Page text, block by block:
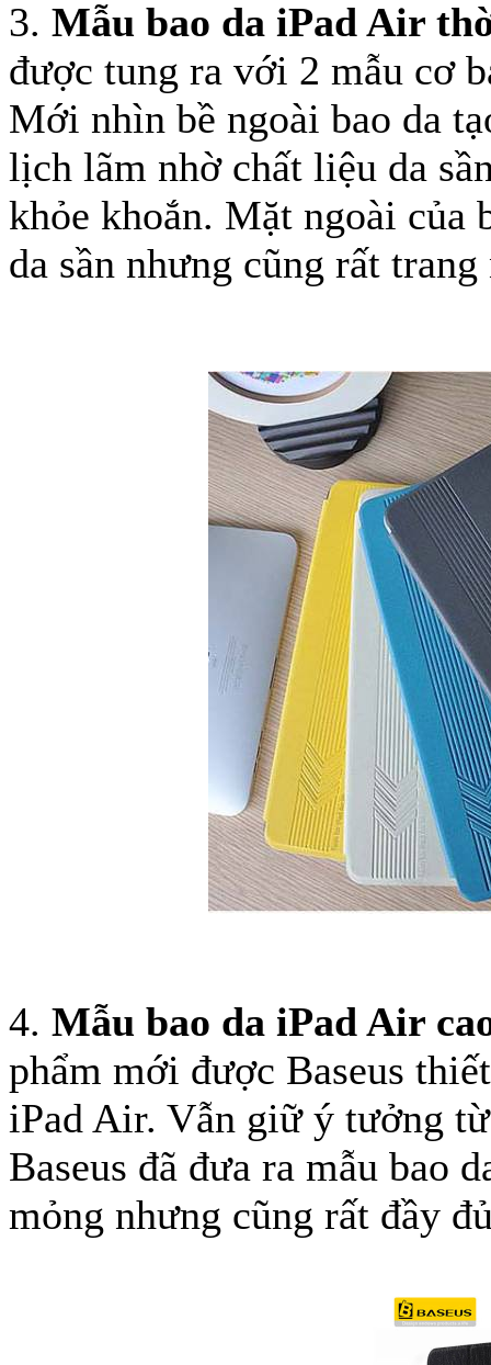
Bao da
3. Mẫu bao da iPad Air
được tung ra với 2 mẫu cơ
Mới nhìn bề ngoài bao da
lịch lãm nhờ chất liệu da
khỏe khoắn. Mặt ngoài của
da sần nhưng cũng rất
4. Mẫu bao da iPad Air
phẩm mới được Baseus
iPad Air. Vẫn giữ ý tưởng
Baseus đã đưa ra mẫu bao
mỏng nhưng cũng rất đầy